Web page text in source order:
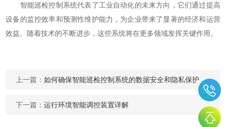
智能巡检控制系统代表了工业自动化的未来方向，它们通过提高
设备的监控效率和预测性维护能力，为企业带来了显著的经济和运营
效益。随着技术的不断进步，这些系统将在更多领域发挥关键作用。
上一篇：如何确保智能巡检控制系统的数据安全和隐私保护
下一篇：运行环境智能调控装置详解